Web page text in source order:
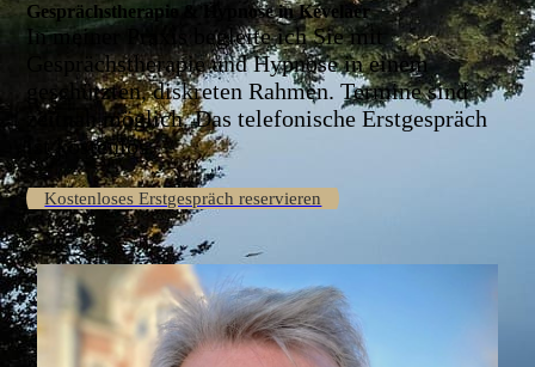
Gesprächstherapie & Hypnose in Kevelaer
In meiner Praxis begleite ich Sie mit
Gesprächstherapie und Hypnose in einem
geschützten, diskreten Rahmen. Termine sind
zeitnah möglich. Das telefonische Erstgespräch
ist kostenlos.
Kostenloses Erstgespräch reservieren